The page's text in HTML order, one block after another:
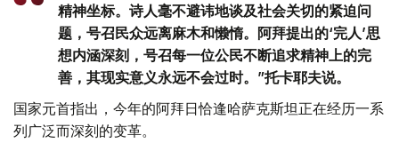
精神坐标。诗人毫不避讳地谈及社会关切的紧迫问
题，号召民众远离麻木和懒惰。阿拜提出的‘完人’思
想内涵深刻，号召每一位公民不断追求精神上的完
善，其现实意义永远不会过时。”托卡耶夫说。
国家元首指出，今年的阿拜日恰逢哈萨克斯坦正在经历一系
列广泛而深刻的变革。